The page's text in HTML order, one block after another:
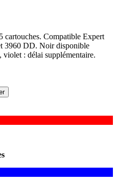
cartouches. Compatible Expert
3960 DD. Noir disponible
: délai supplémentaire.